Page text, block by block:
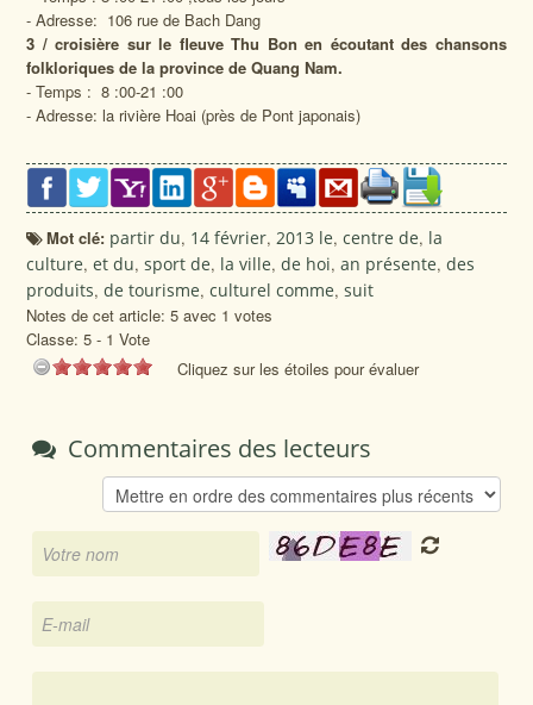
- Adresse: 106 rue de Bach Dang
3 / croisière sur le fleuve Thu Bon en écoutant des chansons
folkloriques de la province de Quang Nam.
- Temps : 8 :00-21 :00
- Adresse: la rivière Hoai (près de Pont japonais)
Mot clé: partir du, 14 février,2013 le,centre de, la
culture,et du,sport de, la ville,de hoi,an présente,des
produits,de tourisme,culturel comme,suit
Notes de cet article: 5 avec 1 votes
Classe:5 - 1 Vote
Cliquez sur les étoiles pour évaluer
Commentaires des lecteurs